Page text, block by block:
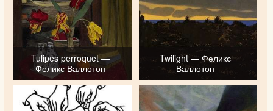
Tulipes perroquet —
Феликс Валлотон
Twilight — Феликс
Валлотон